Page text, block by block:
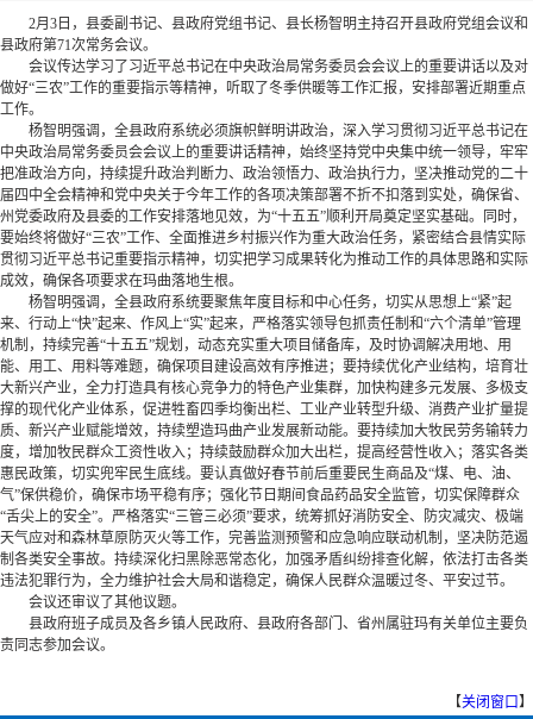
2月3日，县委副书记、县政府党组书记、县长杨智明主持召开县政府党组会议和
县政府第71次常务会议。
会议传达学习了习近平总书记在中央政治局常务委员会会议上的重要讲话以及对
做好“三农”工作的重要指示等精神，听取了冬季供暖等工作汇报，安排部署近期重点
工作。
杨智明强调，全县政府系统必须旗帜鲜明讲政治，深入学习贯彻习近平总书记在
中央政治局常务委员会会议上的重要讲话精神，始终坚持党中央集中统一领导，牢牢
把准政治方向，持续提升政治判断力、政治领悟力、政治执行力，坚决推动党的二十
届四中全会精神和党中央关于今年工作的各项决策部署不折不扣落到实处，确保省、
州党委政府及县委的工作安排落地见效，为“十五五”顺利开局奠定坚实基础。同时，
要始终将做好“三农”工作、全面推进乡村振兴作为重大政治任务，紧密结合县情实际
贯彻习近平总书记重要指示精神，切实把学习成果转化为推动工作的具体思路和实际
成效，确保各项要求在玛曲落地生根。
杨智明强调，全县政府系统要聚焦年度目标和中心任务，切实从思想上“紧”起
来、行动上“快”起来、作风上“实”起来，严格落实领导包抓责任制和“六个清单”管理
机制，持续完善“十五五”规划，动态充实重大项目储备库，及时协调解决用地、用
能、用工、用料等难题，确保项目建设高效有序推进；要持续优化产业结构，培育壮
大新兴产业，全力打造具有核心竞争力的特色产业集群，加快构建多元发展、多极支
撑的现代化产业体系，促进牲畜四季均衡出栏、工业产业转型升级、消费产业扩量提
质、新兴产业赋能增效，持续塑造玛曲产业发展新动能。要持续加大牧民劳务输转力
度，增加牧民群众工资性收入；持续鼓励群众加大出栏，提高经营性收入；落实各类
惠民政策，切实兜牢民生底线。要认真做好春节前后重要民生商品及“煤、电、油、
气”保供稳价，确保市场平稳有序；强化节日期间食品药品安全监管，切实保障群众
“舌尖上的安全”。严格落实“三管三必须”要求，统筹抓好消防安全、防灾减灾、极端
天气应对和森林草原防灭火等工作，完善监测预警和应急响应联动机制，坚决防范遏
制各类安全事故。持续深化扫黑除恶常态化，加强矛盾纠纷排查化解，依法打击各类
违法犯罪行为，全力维护社会大局和谐稳定，确保人民群众温暖过冬、平安过节。
会议还审议了其他议题。
县政府班子成员及各乡镇人民政府、县政府各部门、省州属驻玛有关单位主要负
责同志参加会议。
【关闭窗口 】